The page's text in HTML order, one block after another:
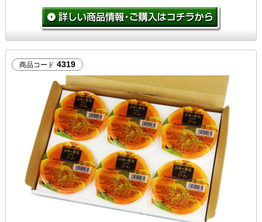
商品コード 4319